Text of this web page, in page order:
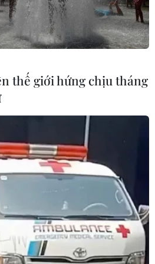
Italy, Hội sinh viên Việt
chức chương trình liên
truyền thống năm 2012
thuộc vùngEmilia-
10.
sinh viên truyền thống
tham dựcủa đông đảo cán
đại diện Việt Nam tại
đại diện Chính quyền và
Marzabotto cùng đông
nghiên cứu sinh Việt
Thị trưởng Marzabotto,
đã bàytỏ lời chào mừng
thế giới hứng chịu tháng